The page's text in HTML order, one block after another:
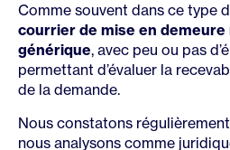
Comme souvent dans ce type
courrier de mise en
générique, avec peu ou pas
permettant d’évaluer la
de la demande.
Nous constatons
nous analysons comme